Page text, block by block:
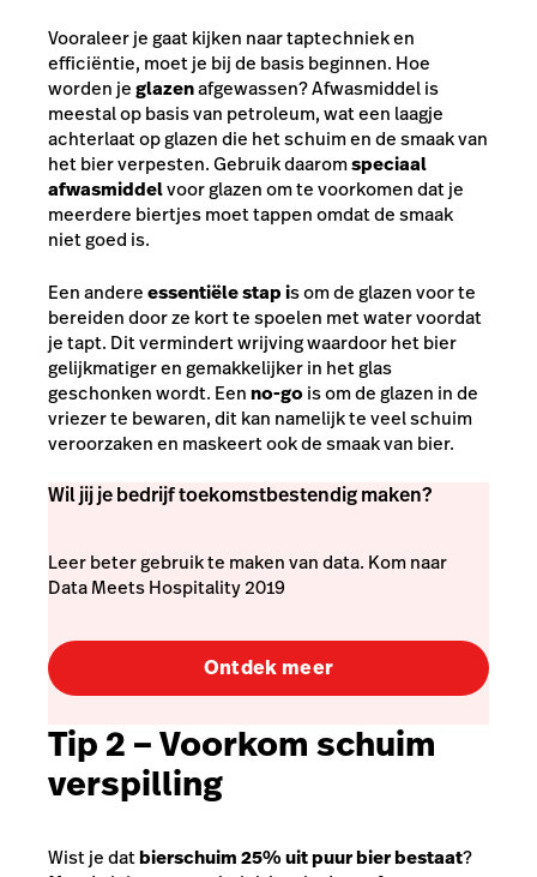
Vooraleer je gaat kijken naar taptechniek en
efficiëntie, moet je bij de basis beginnen. Hoe
worden jeglazenafgewassen? Afwasmiddel is
meestal op basis van petroleum, wat een laagje
achterlaat op glazen die het schuim en de smaak van
het bier verpesten. Gebruik daaromspeciaal
afwasmiddelvoor glazen om te voorkomen dat je
meerdere biertjes moet tappen omdat de smaak
niet goed is.
Een andereessentiële stap is om de glazen voor te
bereiden door ze kort te spoelen met water voordat
je tapt. Dit vermindert wrijving waardoor het bier
gelijkmatiger en gemakkelijker in het glas
geschonken wordt. Eenno-go is om de glazen in de
vriezer te bewaren, dit kan namelijk te veel schuim
veroorzaken en maskeert ook de smaak van bier.
Wil jij je bedrijf toekomstbestendig maken?
Leer beter gebruik te maken van data. Kom naar
Data Meets Hospitality 2019
Ontdek meer
Tip 2 – Voorkom schuim
verspilling
Wist je datbierschuim 25% uit puur bier bestaat?